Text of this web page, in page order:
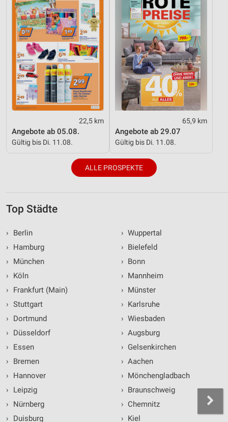
22,5 km
Angebote ab 05.08.
Gültig bis Di. 11.08.
65,9 km
Angebote ab 29.07
Gültig bis Di. 11.08.
ALLE PROSPEKTE
Top Städte
›
Berlin
›
Hamburg
›
München
›
Köln
›
Frankfurt (Main)
› Stuttgart
›
Dortmund
›
Düsseldorf
›
Essen
›
Bremen
›
Hannover
›
Leipzig
›
Nürnberg
›
Duisburg
› Wuppertal
› Bielefeld
› Bonn
› Mannheim
› Münster
› Karlsruhe
› Wiesbaden
› Augsburg
› Gelsenkirchen
› Aachen
› Mönchengladbach
› Braunschweig
› Chemnitz
› Kiel